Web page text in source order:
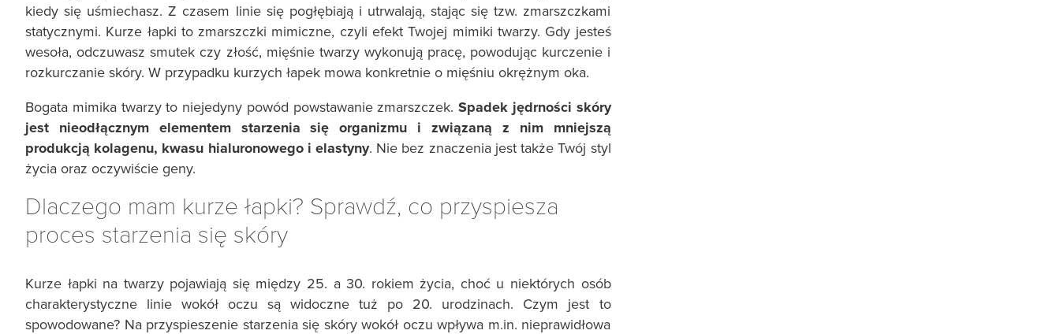
kiedy się uśmiechasz. Z czasem linie się pogłębiają i utrwalają, stając się tzw. zmarszczkami
statycznymi. Kurze łapki to zmarszczki mimiczne, czyli efekt Twojej mimiki twarzy. Gdy jesteś
wesoła, odczuwasz smutek czy złość, mięśnie twarzy wykonują pracę, powodując kurczenie i
rozkurczanie skóry. W przypadku kurzych łapek mowa konkretnie o mięśniu okrężnym oka.
Bogata mimika twarzy to niejedyny powód powstawanie zmarszczek. Spadek jędrności skóry
jest nieodłącznym elementem starzenia się organizmu i związaną z nim mniejszą
produkcją kolagenu, kwasu hialuronowego i elastyny. Nie bez znaczenia jest także Twój styl
życia oraz oczywiście geny.
Dlaczego mam kurze łapki? Sprawdź, co przyspiesza
proces starzenia się skóry
Kurze łapki na twarzy pojawiają się między 25. a 30. rokiem życia, choć u niektórych osób
charakterystyczne linie wokół oczu są widoczne tuż po 20. urodzinach. Czym jest to
spowodowane? Na przyspieszenie starzenia się skóry wokół oczu wpływa m.in. nieprawidłowa